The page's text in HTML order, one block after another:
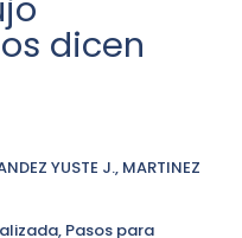
dicen
YUSTE J., MARTINEZ
Pasos para